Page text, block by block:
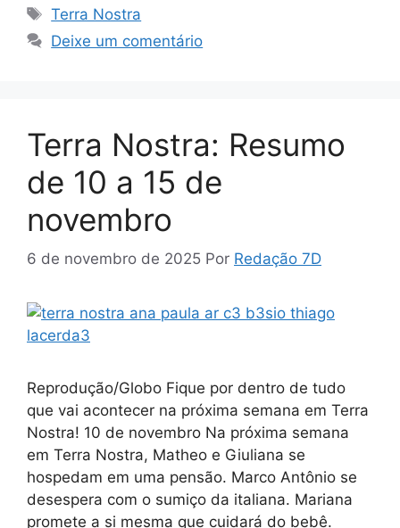
Tags
Terra Nostra
Deixe um comentário
Terra Nostra: Resumo
de 10 a 15 de
novembro
6 de novembro de 2025 Por Redação 7D
Reprodução/Globo Fique por dentro de tudo
que vai acontecer na próxima semana em Terra
Nostra! 10 de novembro Na próxima semana
em Terra Nostra, Matheo e Giuliana se
hospedam em uma pensão. Marco Antônio se
desespera com o sumiço da italiana. Mariana
promete a si mesma que cuidará do bebê.